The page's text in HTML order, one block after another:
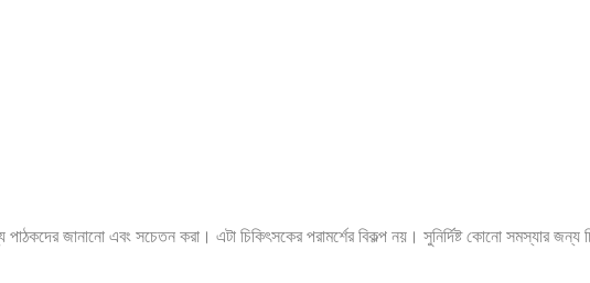
জানানো এবং সচেতন করা। এটা চিকিৎসকের পরামর্শের বিকল্প নয়। সুনির্দিষ্ট কোনো সমস্যার জন্য